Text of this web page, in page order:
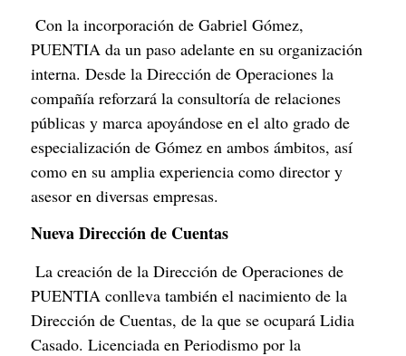
PUENTIA da un paso adelante en su organización
interna. Desde la Dirección de Operaciones la
compañía reforzará la consultoría de relaciones
públicas y marca apoyándose en el alto grado de
especialización de Gómez en ambos ámbitos, así
como en su amplia experiencia como director y
asesor en diversas empresas.
Nueva Dirección de Cuentas
PUENTIA conlleva también el nacimiento de la
Dirección de Cuentas, de la que se ocupará Lidia
Casado. Licenciada en Periodismo por la